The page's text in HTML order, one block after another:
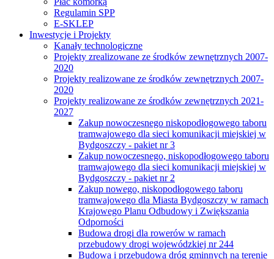
Regulamin SPP
E-SKLEP
Inwestycje i Projekty
Kanały technologiczne
Projekty zrealizowane ze środków zewnętrznych 2007-
2020
Projekty realizowane ze środków zewnętrznych 2007-
2020
Projekty realizowane ze środków zewnętrznych 2021-
2027
Zakup nowoczesnego niskopodłogowego taboru
tramwajowego dla sieci komunikacji miejskiej w
Bydgoszczy - pakiet nr 3
Zakup nowoczesnego, niskopodłogowego taboru
tramwajowego dla sieci komunikacji miejskiej w
Bydgoszczy - pakiet nr 2
Zakup nowego, niskopodłogowego taboru
tramwajowego dla Miasta Bydgoszczy w ramach
Krajowego Planu Odbudowy i Zwiększania
Odporności
Budowa drogi dla rowerów w ramach
przebudowy drogi wojewódzkiej nr 244
Budowa i przebudowa dróg gminnych na terenie